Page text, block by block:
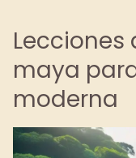
maya
moderna